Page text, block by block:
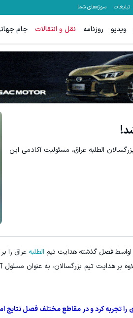
تبلیغات سوژه‌های شما
ویدیو روزنامه نقل و انتقالات جام
الطلبه عراق، مسئولیت آکادمی این
اواسط فصل گذشته هدایت تیم الطلبه عراق را
بر هدایت تیم بزرگسالان، به عنوان
تجربه کرد و در مقاطع مختلف فصل نتایج